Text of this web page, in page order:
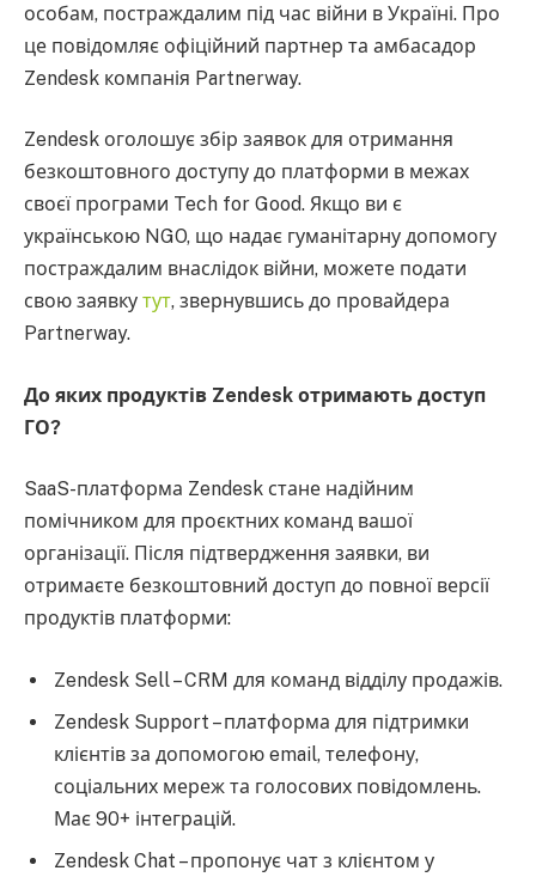
особам, постраждалим під час війни в Україні. Про
це повідомляє офіційний партнер та амбасадор
Zendesk компанія Partnerway.
Zendesk оголошує збір заявок для отримання
безкоштовного доступу до платформи в межах
своєї програми Tech for Good. Якщо ви є
українською NGO, що надає гуманітарну допомогу
постраждалим внаслідок війни, можете подати
свою заявку тут, звернувшись до провайдера
Partnerway.
До яких продуктів Zendesk отримають доступ
ГО?
SaaS-платформа Zendesk стане надійним
помічником для проєктних команд вашої
організації. Після підтвердження заявки, ви
отримаєте безкоштовний доступ до повної версії
продуктів платформи:
Zendesk Sell – CRM для команд відділу продажів.
Zendesk Support – платформа для підтримки
клієнтів за допомогою email, телефону,
соціальних мереж та голосових повідомлень.
Має 90+ інтеграцій.
Zendesk Chat – пропонує чат з клієнтом у